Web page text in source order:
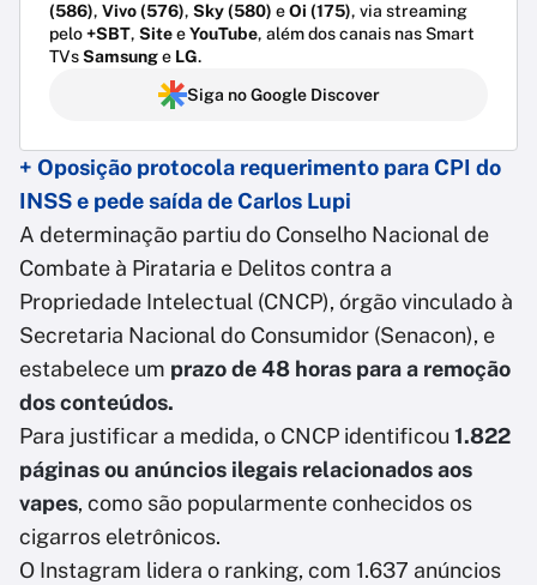
(586), Vivo (576), Sky (580) eOi (175), via streaming
pelo+SBT, SiteeYouTube, além dos canais nas Smart
TVsSamsunge LG.
Siga no Google Discover
+ Oposição protocola requerimento para CPI do
INSS e pede saída de Carlos Lupi
A determinação partiu do Conselho Nacional de
Combate à Pirataria e Delitos contra a
Propriedade Intelectual (CNCP), órgão vinculado à
Secretaria Nacional do Consumidor (Senacon), e
estabelece um prazo de 48 horas para a remoção
dos conteúdos.
Para justificar a medida, o CNCP identificou 1.822
páginas ou anúncios ilegais relacionados aos
vapes, como são popularmente conhecidos os
cigarros eletrônicos.
O Instagram lidera o ranking, com 1.637 anúncios